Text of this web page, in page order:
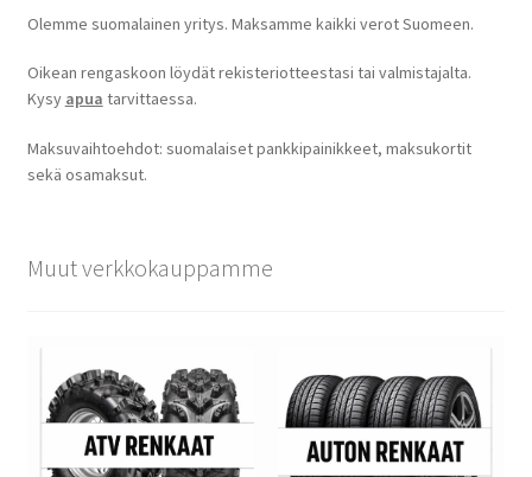
Olemme suomalainen yritys. Maksamme kaikki verot Suomeen.
Oikean rengaskoon löydät rekisteriotteestasi tai valmistajalta.
Kysy apua tarvittaessa.
Maksuvaihtoehdot: suomalaiset pankkipainikkeet, maksukortit
sekä osamaksut.
Muut verkkokauppamme